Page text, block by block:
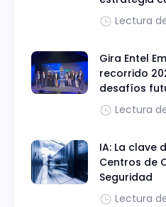
Lectura
Gira Entel
recorrido
desafíos
Lectura
IA: La clave
Centros de
Seguridad
Lectura